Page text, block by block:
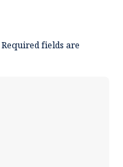
Required fields are